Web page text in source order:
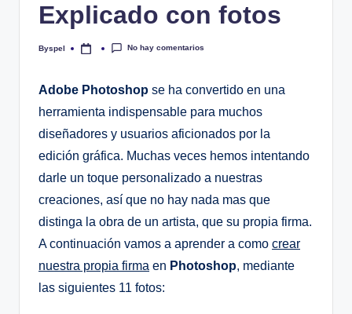
Explicado con fotos
Publicado
Byspel No hay comentarios
Adobe Photoshop se ha convertido en una
herramienta indispensable para muchos
diseñadores y usuarios aficionados por la
edición gráfica. Muchas veces hemos intentando
darle un toque personalizado a nuestras
creaciones, así que no hay nada mas que
distinga la obra de un artista, que su propia firma.
A continuación vamos a aprender a como crear
nuestra propia firma en Photoshop, mediante
las siguientes 11 fotos: